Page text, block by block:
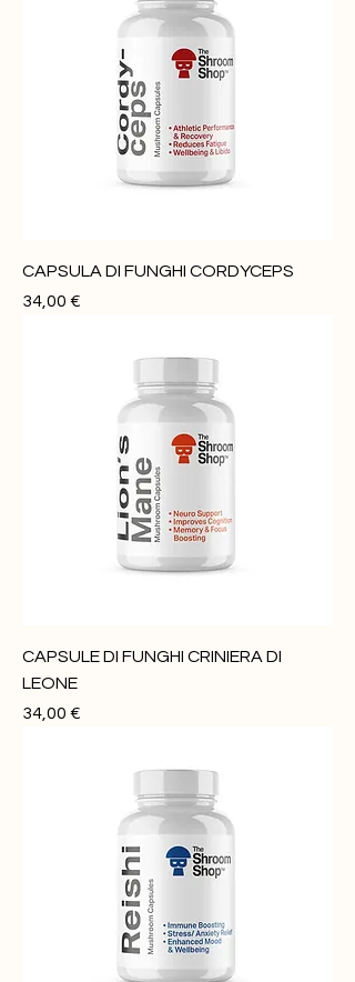
CAPSULA DI FUNGHI CORDYCEPS
Prezzo
34,00 €
CAPSULE DI FUNGHI CRINIERA DI
LEONE
Prezzo
34,00 €